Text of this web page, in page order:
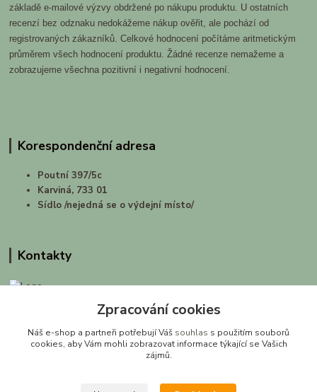
základě e-mailové výzvy obdržené po nákupu produktu. U ostatních
recenzí bez odznaku nedokážeme nákup ověřit, ale pochází od
registrovaných zákazníků. Celkové hodnocení počítáme aritmetickým
průměrem všech hodnocení produktu. Žádné recenze nemažeme a
zobrazujeme všechna pozitivní i negativní hodnocení.
Korespondenční adresa
Poutní 397/5c
Karviná, 733 01
Sídlo /nejedná se o výdejní místo/
Kontakty
Gabriela Pawlasová Koppová
Zpracování cookies
Náš e-shop a partneři potřebují Váš souhlas s použitím souborů
cookies, aby Vám mohli zobrazovat informace týkající se Vašich
zájmů.